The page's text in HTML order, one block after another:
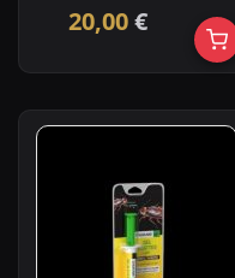
20,00€